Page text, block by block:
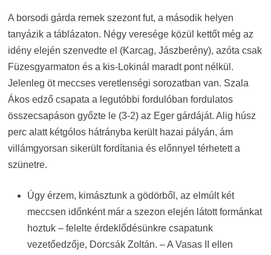
A borsodi gárda remek szezont fut, a második helyen
tanyázik a táblázaton. Négy veresége közül kettőt még az
idény elején szenvedte el (Karcag, Jászberény), azóta csak
Füzesgyarmaton és a kis-Lokinál maradt pont nélkül.
Jelenleg öt meccses veretlenségi sorozatban van. Szala
Ákos edző csapata a legutóbbi fordulóban fordulatos
összecsapáson győzte le (3-2) az Eger gárdáját. Alig húsz
perc alatt kétgólos hátrányba került hazai pályán, ám
villámgyorsan sikerült fordítania és előnnyel térhetett a
szünetre.
Úgy érzem, kimásztunk a gödörből, az elmúlt két
meccsen időnként már a szezon elején látott formánkat
hoztuk – felelte érdeklődésünkre csapatunk
vezetőedzője, Dorcsák Zoltán. – A Vasas II ellen